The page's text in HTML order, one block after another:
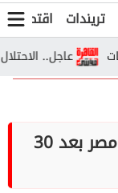
تريندات اقتصاد
عاجل.. الاحتلال
مواعيد الإجازات الرسمية في مصر بعد 30